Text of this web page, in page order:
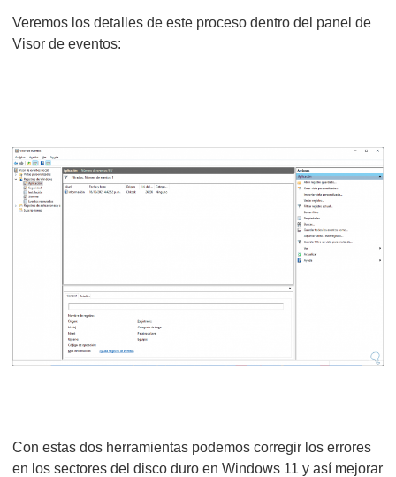
Veremos los detalles de este proceso dentro del panel de
Visor de eventos:
Con estas dos herramientas podemos corregir los errores
en los sectores del disco duro en Windows 11 y así mejorar